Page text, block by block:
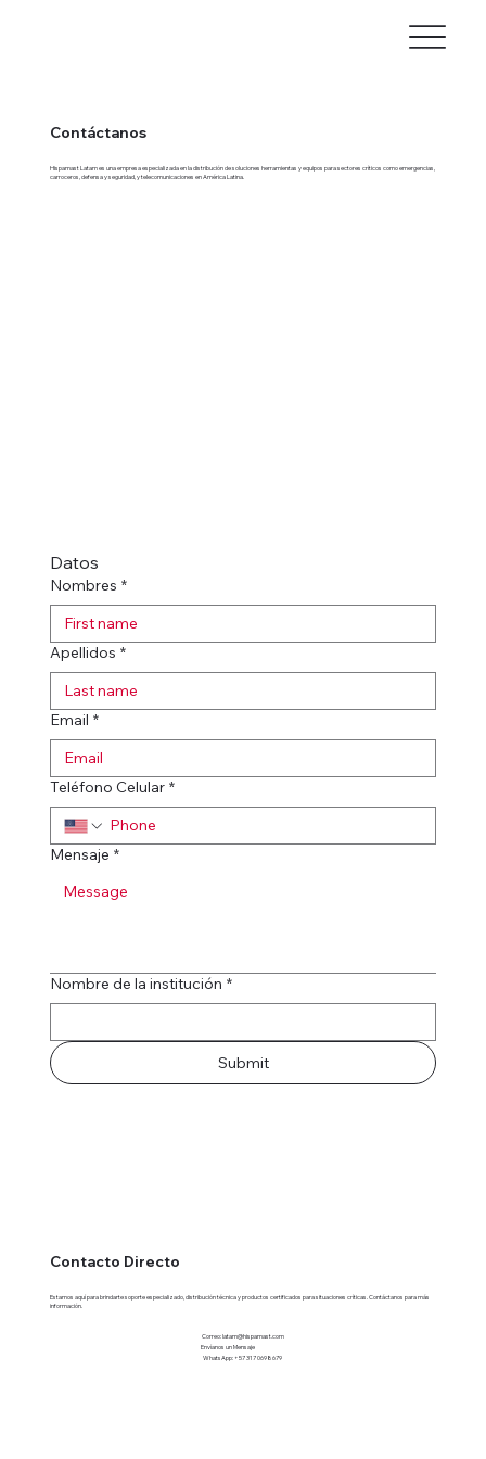
Contáctanos
Hispamast Latam es una empresa especializada en la distribución de soluciones herramientas y equipos para sectores críticos como emergencias,
carroceros, defensa y seguridad, y telecomunicaciones en América Latina.
Datos
Nombres *
Apellidos *
Email *
Teléfono Celular *
Mensaje *
Nombre de la institución *
Submit
Contacto Directo
Estamos aquí para brindarte soporte especializado, distribución técnica y productos certificados para situaciones críticas. Contáctanos para más
información.
Envíanos un Mensaje
WhatsApp: +57 317 0698679
Correo:latam@hispamast.com